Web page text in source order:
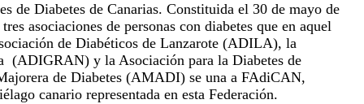
de Diabetes de Canarias. Constituida el 30 de mayo de
asociaciones de personas con diabetes que en aquel
de Diabéticos de Lanzarote (ADILA), la
(ADIGRAN) y la Asociación para la Diabetes de
de Diabetes (AMADI) se una a FAdiCAN,
canario representada en esta Federación.